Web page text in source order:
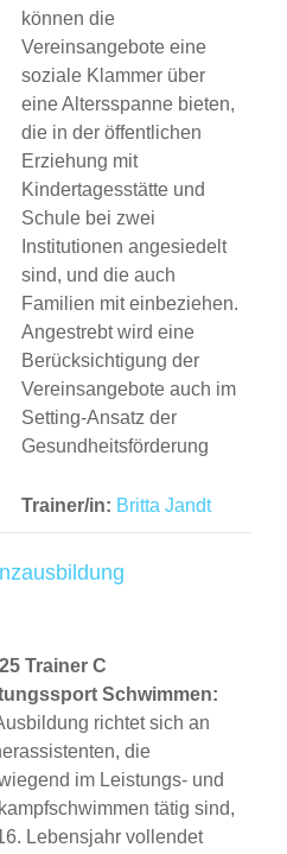
können die
Vereinsangebote eine
soziale Klammer über
eine Altersspanne bieten,
die in der öffentlichen
Erziehung mit
Kindertagesstätte und
Schule bei zwei
Institutionen angesiedelt
sind, und die auch
Familien mit einbeziehen.
Angestrebt wird eine
Berücksichtigung der
Vereinsangebote auch im
Setting-Ansatz der
Gesundheitsförderung
Trainer/in: Britta Jandt
Trainer C
Schwimmen:
richtet sich an
die
im Leistungs- und
tätig sind,
Lebensjahr vollendet